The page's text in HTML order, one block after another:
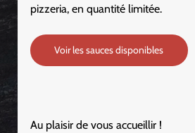
pizzeria, en quantité limitée.
Voir les sauces disponibles
Au plaisir de vous accueillir !